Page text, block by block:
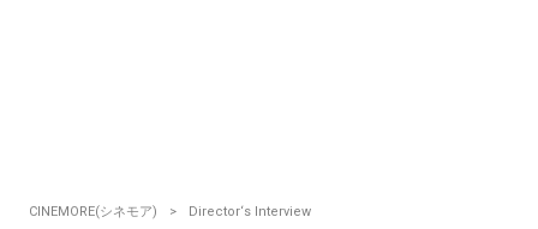
CINEMORE(シネモア)
Director‘s Interview